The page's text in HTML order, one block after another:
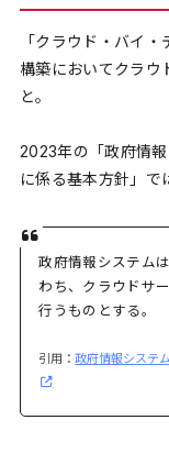
「クラウド・バイ
構築においてクラウ
と。
2023年の「政府情
に係る基本方針」で
政府情報システム
わち、クラウドサ
行うものとする。
引用：政府情報システ